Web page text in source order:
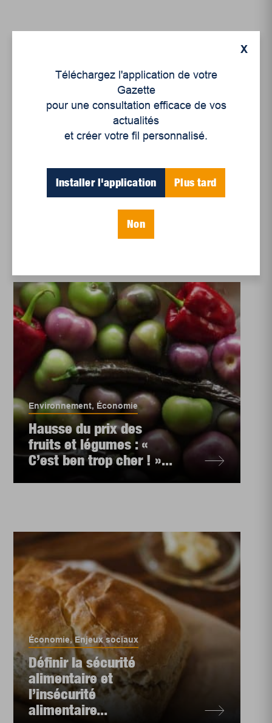
Pour une plus grande
équité économique
Environnement, Économie
Hausse du prix des
fruits et légumes : «
C’est ben trop cher ! »...
Économie,Enjeux sociaux
Définir la sécurité
alimentaire et
l’insécurité
alimentaire...
X
Téléchargez l'application de votre
Gazette
pour une consultation efficace de vos
actualités
et créer votre fil personnalisé.
Installer l'application Plus tard
Non